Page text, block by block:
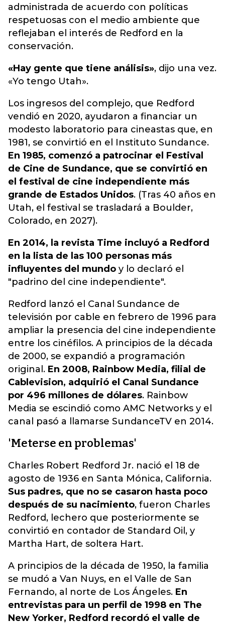
administrada de acuerdo con políticas
respetuosas con el medio ambiente que
reflejaban el interés de Redford en la
conservación.
«Hay gente que tiene análisis», dijo una vez.
«Yo tengo Utah».
Los ingresos del complejo, que Redford
vendió en 2020, ayudaron a financiar un
modesto laboratorio para cineastas que, en
1981, se convirtió en el Instituto Sundance.
En 1985, comenzó a patrocinar el Festival
de Cine de Sundance, que se convirtió en
el festival de cine independiente más
grande de Estados Unidos. (Tras 40 años en
Utah, el festival se trasladará a Boulder,
Colorado, en 2027).
En 2014, la revista Time incluyó a Redford
en la lista de las 100 personas más
influyentes del mundo y lo declaró el
"padrino del cine independiente".
Redford lanzó el Canal Sundance de
televisión por cable en febrero de 1996 para
ampliar la presencia del cine independiente
entre los cinéfilos. A principios de la década
de 2000, se expandió a programación
original. En 2008, Rainbow Media, filial de
Cablevision, adquirió el Canal Sundance
por 496 millones de dólares. Rainbow
Media se escindió como AMC Networks y el
canal pasó a llamarse SundanceTV en 2014.
'Meterse en problemas'
Charles Robert Redford Jr. nació el 18 de
agosto de 1936 en Santa Mónica, California.
Sus padres, que no se casaron hasta poco
después de su nacimiento, fueron Charles
Redford, lechero que posteriormente se
convirtió en contador de Standard Oil, y
Martha Hart, de soltera Hart.
A principios de la década de 1950, la familia
se mudó a Van Nuys, en el Valle de San
Fernando, al norte de Los Ángeles. En
entrevistas para un perfil de 1998 en The
New Yorker, Redford recordó el valle de